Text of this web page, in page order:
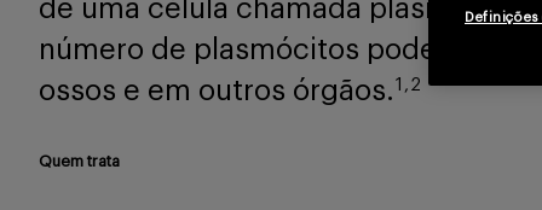
de uma célula chamada plasmócito.
número de plasmócitos pode causar
ossos e em outros órgãos. 1,2
Quem trata